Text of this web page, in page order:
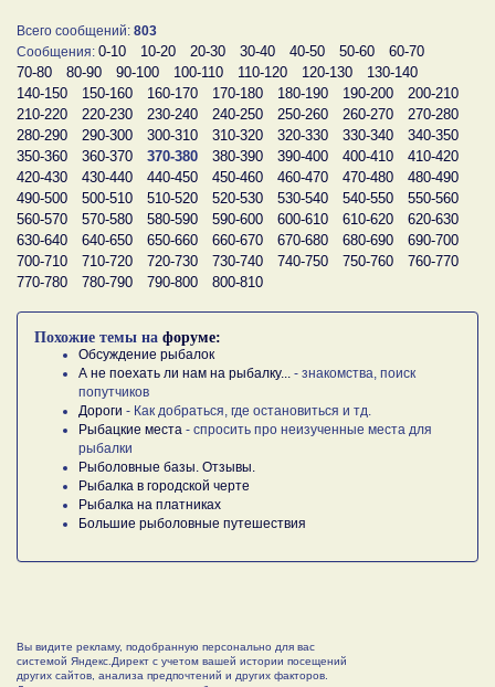
Всего сообщений: 803
Сообщения: 0-10 10-20 20-30 30-40 40-50 50-60
60-70
70-80
80-90 90-100 100-110 110-120 120-130
130-140
140-150
150-160 160-170 170-180 180-190 190-200
200-210
210-220
220-230 230-240 240-250 250-260 260-270
270-280
280-290
290-300 300-310 310-320 320-330 330-340
340-350
350-360
360-370 370-380 380-390 390-400 400-410
410-420
420-430
430-440 440-450 450-460 460-470 470-480
480-490
490-500
500-510 510-520 520-530 530-540 540-550
550-560
560-570
570-580 580-590 590-600 600-610 610-620
620-630
630-640
640-650 650-660 660-670 670-680 680-690
690-700
700-710
710-720 720-730 730-740 740-750 750-760
760-770
770-780
780-790 790-800 800-810
Похожие темы на форуме:
Обсуждение рыбалок
А не поехать ли нам на рыбалку...
- знакомства, поиск
попутчиков
Дороги - Как добраться, где остановиться и тд.
Рыбацкие места - спросить про неизученные места для
рыбалки
Рыболовные базы. Отзывы.
Рыбалка в городской черте
Рыбалка на платниках
Большие рыболовные путешествия
Вы видите рекламу, подобранную персонально для вас
системой Яндекс.Директ с учетом вашей истории посещений
других сайтов, анализа предпочтений и других факторов.